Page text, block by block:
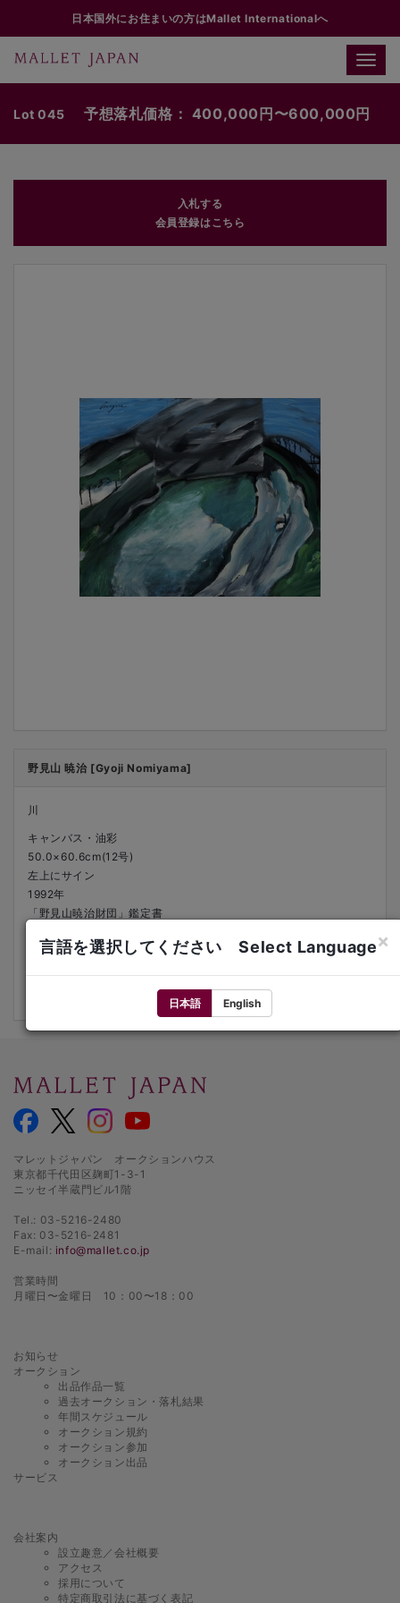
日本国外にお住まいの方はMallet Internationalへ
Toggle
Lot 045 予想落札価格： 400,000円〜600,000円
入札する
会員登録はこちら
野見山 暁治 [Gyoji Nomiyama]
川
キャンバス・油彩
50.0×60.6cm(12号)
左上にサイン
1992年
「野見山暁治財団」鑑定書
来歴：杏美画廊（東京）（額裏にシール）
マレットジャパン オークションハウス
東京都千代田区麹町1-3-1
ニッセイ半蔵門ビル1階
Tel.: 03-5216-2480
Fax: 03-5216-2481
E-mail: info@mallet.co.jp
営業時間
月曜日〜金曜日 10：00〜18：00
お知らせ
オークション
出品作品一覧
過去オークション・落札結果
年間スケジュール
オークション規約
オークション参加
オークション出品
サービス
会社案内
設立趣意／会社概要
アクセス
採用について
特定商取引法に基づく表記
言語を選択してください Select Language×
日本語 English